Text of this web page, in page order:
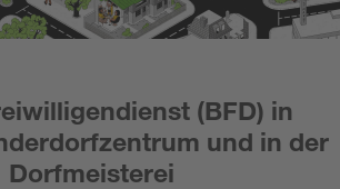
(BFD) in
und in der
Dorfmeisterei